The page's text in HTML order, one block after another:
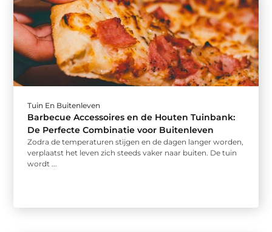
Tuin En Buitenleven
Barbecue Accessoires en de Houten Tuinbank:
De Perfecte Combinatie voor Buitenleven
Zodra de temperaturen stijgen en de dagen langer worden,
verplaatst het leven zich steeds vaker naar buiten. De tuin
wordt ...